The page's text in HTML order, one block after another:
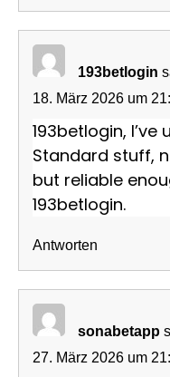
193betlogin
18. März 2026 um
193betlogin,
Standard stuff,
but reliable
193betlogin.
Antworten
sonabetapp
27. März 2026 um